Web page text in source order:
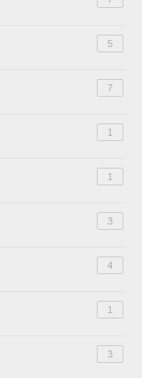
5
7
1
1
3
4
1
3